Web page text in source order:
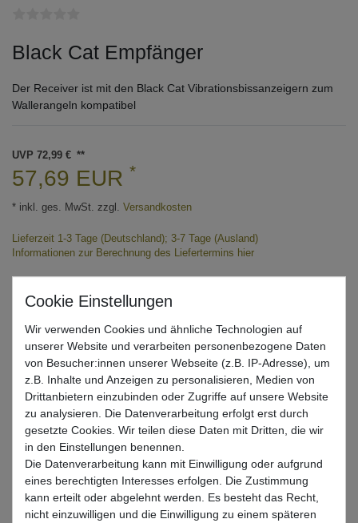
Black Cat Empfänger
Der Receiver ist mit den Black Cat Vibrationsbissanzeigern zum
Wallerangeln kompatibel
UVP 72,99 €
57,69 EUR *
* inkl. ges. MwSt. zzgl. Versandkosten
Lieferzeit 1-3 Tage (Deutschland); 3-7 Tage (Ausland)
Informationen zur Berechnung des Liefertermins hier
In den Warenkorb
Beschreibung
Bewertung
Wir verwenden Cookies und ähnliche Technologien auf
unserer Website und verarbeiten personenbezogene Daten
von Besucher:innen unserer Webseite (z.B. IP-Adresse), um
z.B. Inhalte und Anzeigen zu personalisieren, Medien von
Drittanbietern einzubinden oder Zugriffe auf unsere Website
zu analysieren. Die Datenverarbeitung erfolgt erst durch
gesetzte Cookies. Wir teilen diese Daten mit Dritten, die wir
in den Einstellungen benennen.
Die Datenverarbeitung kann mit Einwilligung oder aufgrund
eines berechtigten Interesses erfolgen. Die Zustimmung
kann erteilt oder abgelehnt werden. Es besteht das Recht,
nicht einzuwilligen und die Einwilligung zu einem späteren